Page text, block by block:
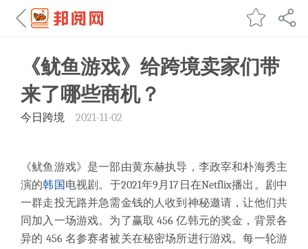
《鱿鱼游戏》给跨境卖家们带
来了哪些商机？
今日跨境 2021-11-02
《鱿鱼游戏》是一部由黄东赫执导，李政宰和朴海秀主
演的韩国 电视剧。于2021年9月17日在Netflix播出。剧中
一群走投无路并急需金钱的人收到神秘邀请，让他们共
同加入一场游戏。为了赢取 456 亿韩元的奖金，背景各
异的 456 名参赛者被关在秘密场所进行游戏。每一轮游